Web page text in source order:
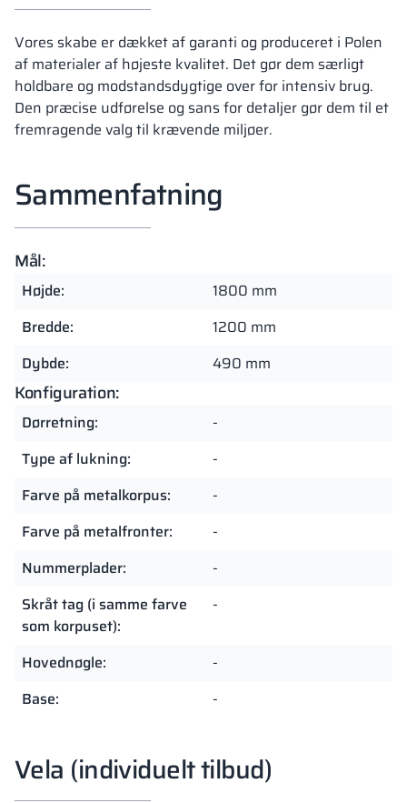
Vores skabe er dækket af garanti og produceret i Polen
af materialer af højeste kvalitet. Det gør dem særligt
holdbare og modstandsdygtige over for intensiv brug.
Den præcise udførelse og sans for detaljer gør dem til et
fremragende valg til krævende miljøer.
Sammenfatning
Mål:
Højde:
1800 mm
Bredde:
1200 mm
Dybde:
490 mm
Konfiguration:
Dørretning:
-
Type af lukning:
-
Farve på metalkorpus:
-
Farve på metalfronter:
-
Nummerplader:
-
Skråt tag (i samme farve
som korpuset):
-
Hovednøgle:
-
Base:
-
Vela (individuelt tilbud)